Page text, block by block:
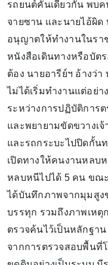
รถยนต์คันเดียวกัน พบค
จายซาน และนายไอ้ผิด
อนุญาตให้ทำงานในรา
หนังสือเดินทางหรือบัต
ต้อง นายอารีย์ฯ อ้างว่า
ไม่ได้เริ่มทำงานแต่อย่า
ระหว่างการปฏิบัติการ
และพยายามขัดขวางเ
และรถกระบะไปปิดกั้น
เปิดทางให้คนงานหลบ
หลบหนีไปได้ 5 คน ขณ
ได้บันทึกภาพจากมุมสู
บรรทุก รวมถึงภาพเห
ตรวจค้นไว้เป็นหลักฐาน
จากการตรวจสอบพื้นที่